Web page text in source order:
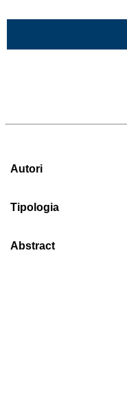
Autori
Tipologia
Abstract